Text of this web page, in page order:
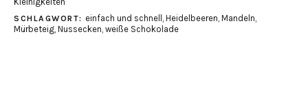
SCHLAGWORT: einfach und schnell , Heidelbeeren, Mandeln,
Mürbeteig, Nussecken, weiße Schokolade